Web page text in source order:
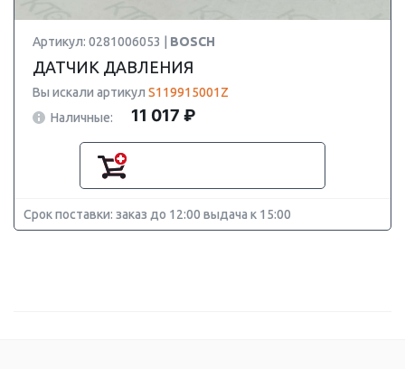
Артикул: 0281006053 | BOSCH
ДАТЧИК ДАВЛЕНИЯ
Вы искали артикул S119915001Z
Наличные:
11 017 ₽
Срок поставки: заказ до 12:00 выдача к 15:00